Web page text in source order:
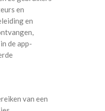
en
en
de app-
van een